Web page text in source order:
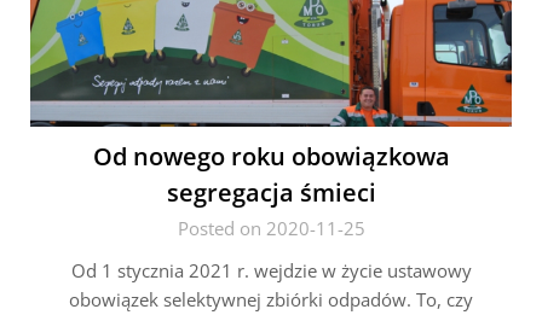
Od nowego roku obowiązkowa
segregacja śmieci
Posted on 2020-11-25
Od 1 stycznia 2021 r. wejdzie w życie ustawowy
obowiązek selektywnej zbiórki odpadów. To, czy